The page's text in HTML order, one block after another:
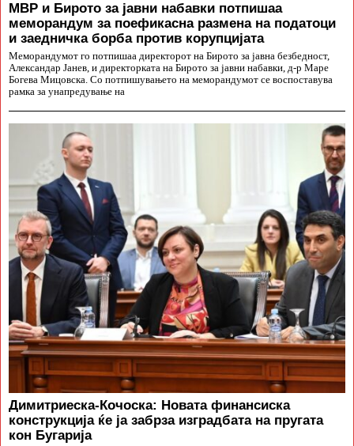
МВР и Бирото за јавни набавки потпишаа
меморандум за поефикасна размена на податоци
и заедничка борба против корупцијата
Меморандумот го потпишаа директорот на Бирото за јавна безбедност,
Александар Јанев, и директорката на Бирото за јавни набавки, д-р Маре
Богева Мицовска. Со потпишувањето на меморандумот се воспоставува
рамка за унапредување на
Димитриеска-Кочоска: Новата финансиска
конструкција ќе ја забрза изградбата на пругата
кон Бугарија